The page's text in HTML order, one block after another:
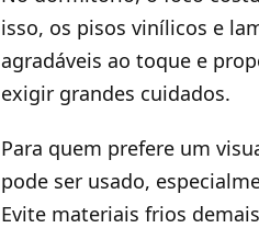
isso, os pisos vinílicos e
agradáveis ao toque e
exigir grandes cuidados.
Para quem prefere um
pode ser usado,
Evite materiais frios